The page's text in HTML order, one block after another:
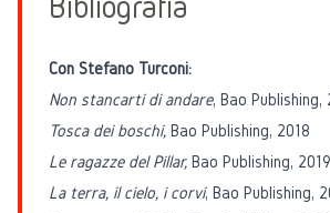
Con Stefano Turconi:
Non stancarti di andare, Bao Publishing,
Tosca dei boschi, Bao Publishing, 2018
Le ragazze del Pillar, Bao Publishing,
La terra, il cielo, i corvi, Bao Publishing,